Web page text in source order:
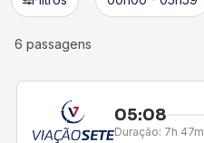
6 passagens
05:08
Duração: 7h 47m